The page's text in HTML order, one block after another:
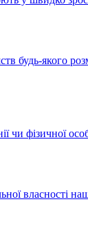
будь-якого
чи фізичної
власності